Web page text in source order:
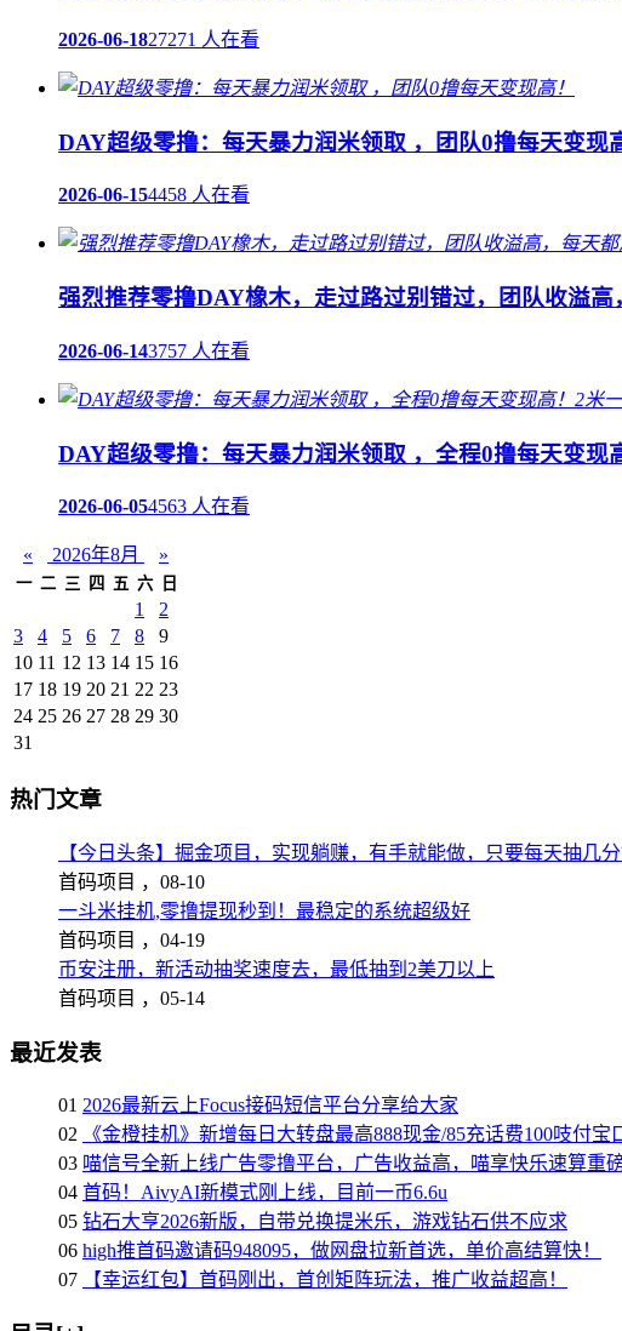
2026-06-1827271 人在看
DAY超级零撸：每天暴力润米领取 ，团队0撸每天变现
2026-06-154458 人在看
强烈推荐零撸DAY橡木，走过路过别错过，团队收溢高
2026-06-143757 人在看
DAY超级零撸：每天暴力润米领取 ，全程0撸每天变现
2026-06-054563 人在看
« 2026年8月 »
一 二 三 四 五 六 日
1
2
3
4 5 6 7 8
9
10 11 12 13 14 15 16
17 18 19 20 21 22 23
24 25 26 27 28 29 30
31
热门文章
【今日头条】掘金项目，实现躺赚，有手就能做，只要每天抽几
首码项目 ， 08-10
一斗米挂机,零撸提现秒到！最稳定的系统超级好
首码项目 ， 04-19
币安注册，新活动抽奖速度去，最低抽到2美刀以上
首码项目 ， 05-14
最近发表
01 2026最新云上Focus接码短信平台分享给大家
02
《金橙挂机》新增每日大转盘最高888现金/85充话费100吱付宝
03 喵信号全新上线广告零撸平台，广告收益高，喵享快乐速算重磅
04 首码！AivyAI新模式刚上线，目前一币6.6u
05 钻石大亨2026新版，自带兑换提米乐，游戏钻石供不应求
06 high推首码邀请码948095，做网盘拉新首选，单价高结算快！
07
【幸运红包】首码刚出，首创矩阵玩法，推广收益超高！